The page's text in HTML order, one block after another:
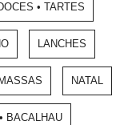
• TARTES
LANCHES
MASSAS NATAL
BACALHAU